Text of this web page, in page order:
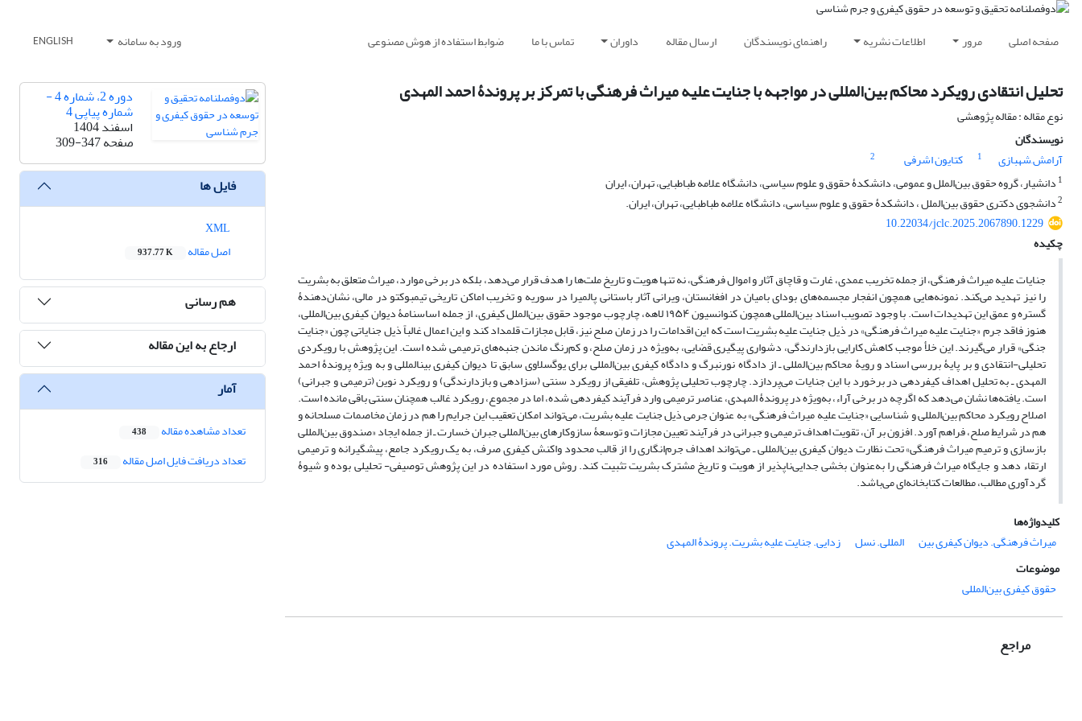
صفحه اصلی مرور اطلاعات نشریه راهنمای نویسندگان ارسال مقاله داوران تماس با ما ضوابط استفاده از هوش مصنوعی ورود به سامانه ENGLISH
تحلیل انتقادی رویکرد محاکم بین­‌المللی در مواجهه با جنایت علیه میراث فرهنگی با تمرکز بر پروندۀ احمد المهدی
نوع مقاله : مقاله پژوهشی
نویسندگان
آرامش َشهبازی
1 کتایون اشرفی
2
1 دانشیار، گروه حقوق بین‌الملل و عمومی، دانشکدۀ حقوق و علوم سیاسی، دانشگاه علامه طباطبایی، تهران، ایران
2دانشجوی دکتری حقوق بین‌الملل ، دانشکدۀ حقوق و علوم سیاسی، دانشگاه علامه طباطبایی، تهران، ایران.
10.22034/jclc.2025.2067890.1229
چکیده
جنایات علیه میراث فرهنگی، از جمله تخریب عمدی، غارت و قاچاق آثار و اموال فرهنگی، نه ‌تنها هویت و تاریخ ملت‌ها را هدف قرار می‌دهد، بلکه در برخی موارد، میراث متعلق به بشریت
را نیز تهدید می‌کند. نمونه‌هایی همچون انفجار مجسمه‌های بودای بامیان در افغانستان، ویرانی آثار باستانی پالمیرا در سوریه و تخریب اماکن تاریخی تیمبوکتو در مالی، نشان‌دهندۀ
گستره و عمق این تهدیدات است. با وجود تصویب اسناد بین‌المللی همچون کنوانسیون۱۹۵۴لاهه، چارچوب موجود حقوق بین‌الملل کیفری، از جمله اساسنامۀ دیوان کیفری بین‌­المللی،
هنوز فاقد جرم «جنایت علیه میراث فرهنگی» در ذیل جنایت علیه بشریت است که این اقدامات را در زمان صلح نیز، قابل مجازات قلمداد کند و این اعمال غالباً ذیل جنایاتی چون «جنایت
جنگی» قرار می‌گیرند. این خلأ موجب کاهش کارایی بازدارندگی، دشواری پیگیری قضایی، به‌ویژه در زمان صلح، و کم‌رنگ ماندن جنبه‌های ترمیمی شده است.این پژوهش با رویکردی
تحلیلی-انتقادی و بر پایۀ بررسی اسناد و رویۀ محاکم بین‌المللی ـ از دادگاه نورنبرگ و دادگاه کیفری بین‌المللی برای یوگسلاوی سابقتا دیوان کیفری بین­المللیو به‌ ویژه پروندۀاحمد
المهدی ـ به تحلیل اهداف کیفردهی در برخورد با این جنایات می‌پردازد. چارچوب تحلیلی پژوهش، تلفیقی از رویکرد سنتی (سزادهی و بازدارندگی) و رویکرد نوین (ترمیمی و جبرانی)
است. یافته‌ها نشان می‌دهد که اگرچه در برخی آراء، به‌ویژه در پروندۀ المهدی، عناصر ترمیمی وارد فرآیند کیفردهی شده، اما در مجموع، رویکرد غالب همچنان سنتی باقی مانده است.
اصلاح رویکرد محاکم بین‌المللی و شناسایی «جنایت علیه میراث فرهنگی» به ‌عنوان جرمی ذیل جنایت علیه بشریت، می‌تواند امکان تعقیب این جرایم را هم در زمان مخاصمات مسلحانه و
هم در شرایط صلح، فراهم آورد. افزون بر آن، تقویت اهداف ترمیمی و جبرانی در فرآیند تعیین مجازات و توسعۀ سازوکارهای بین‌المللی جبران خسارت ـ از جمله ایجاد «صندوق بین‌المللی
بازسازی و ترمیم میراث فرهنگی» تحت نظارتدیوان کیفری بین­‌المللیـ می‌تواند اهداف جرم‌انگاری را از قالب محدود واکنش کیفری صرف، به یک رویکرد جامع، پیشگیرانه و ترمیمی
ارتقاء دهد و جایگاه میراث فرهنگی را به‌عنوان بخشی جدایی‌ناپذیر از هویت و تاریخ مشترک بشریت تثبیت کند. روش مورد استفاده در این پژوهش توصیفی- تحلیلی بوده و شیوۀ
گردآوری مطالب، مطالعات کتابخانه‌ای می‌باشد.
کلیدواژه‌ها
میراث فرهنگی. دیوان کیفری بین‌­
المللی. نسل­
‌زدایی. جنایت علیه بشریت. پروندۀ المهدی
موضوعات
حقوق کیفری بین‌المللی
مراجع
دوره 2، شماره 4 -
شماره پیاپی 4
اسفند 1404
صفحه309-347
فایل ها
اصل مقاله
937.77 K
هم رسانی
ارجاع به این مقاله
آمار
تعداد مشاهده مقاله 438
تعداد دریافت فایل اصل مقاله 316